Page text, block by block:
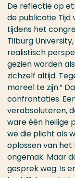
De reflectie op
de publicatie Tijd
tijdens het
Tilburg
realistisch
gezien worden
zichzelf altijd.
moreel te zijn.”
confrontaties.
verabsoluteren,
ware één heilige
we die plicht als
oplossen van
ongemak. Maar
gesprek weg. Is